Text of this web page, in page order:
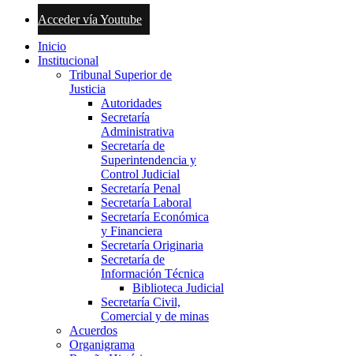
Acceder vía Youtube
Inicio
Institucional
Tribunal Superior de
Justicia
Autoridades
Secretaría
Administrativa
Secretaría de
Superintendencia y
Control Judicial
Secretaría Penal
Secretaría Laboral
Secretaría Económica
y Financiera
Secretaría Originaria
Secretaría de
Información Técnica
Biblioteca Judicial
Secretaría Civil,
Comercial y de minas
Acuerdos
Organigrama